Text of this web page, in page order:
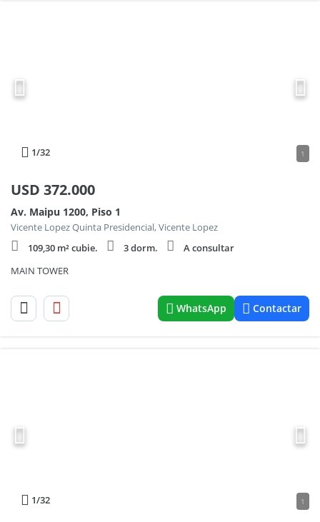
1/32 1
USD 372.000
Av. Maipu 1200, Piso 1
Vicente Lopez Quinta Presidencial, Vicente Lopez
109,30 m² cubie.
3 dorm.
A consultar
MAIN TOWER
WhatsApp Contactar
1/32 1